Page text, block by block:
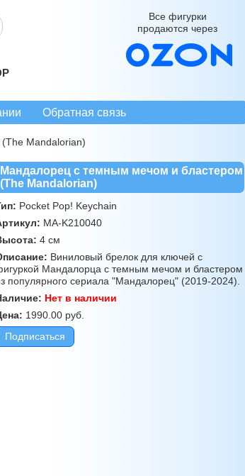
Все фигурки
продаются через
Обратная связь
Mandalorian)
Мандалорец с темным мечом и бластером
(The Mandalorian)
Pocket Pop! Keychain
MA-K210040
4 см
Виниловый брелок для ключей с
Мандалорца с темным мечом и бластером
популярного сериала "Мандалорец" (2019-2024).
Нет в наличии
1990.00 руб.
Подписаться